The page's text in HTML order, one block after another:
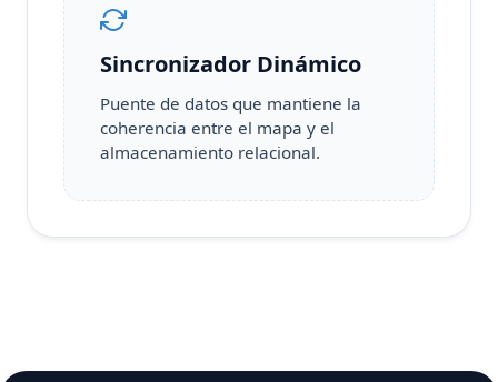
Sincronizador Dinámico
Puente de datos que mantiene la
coherencia entre el mapa y el
almacenamiento relacional.